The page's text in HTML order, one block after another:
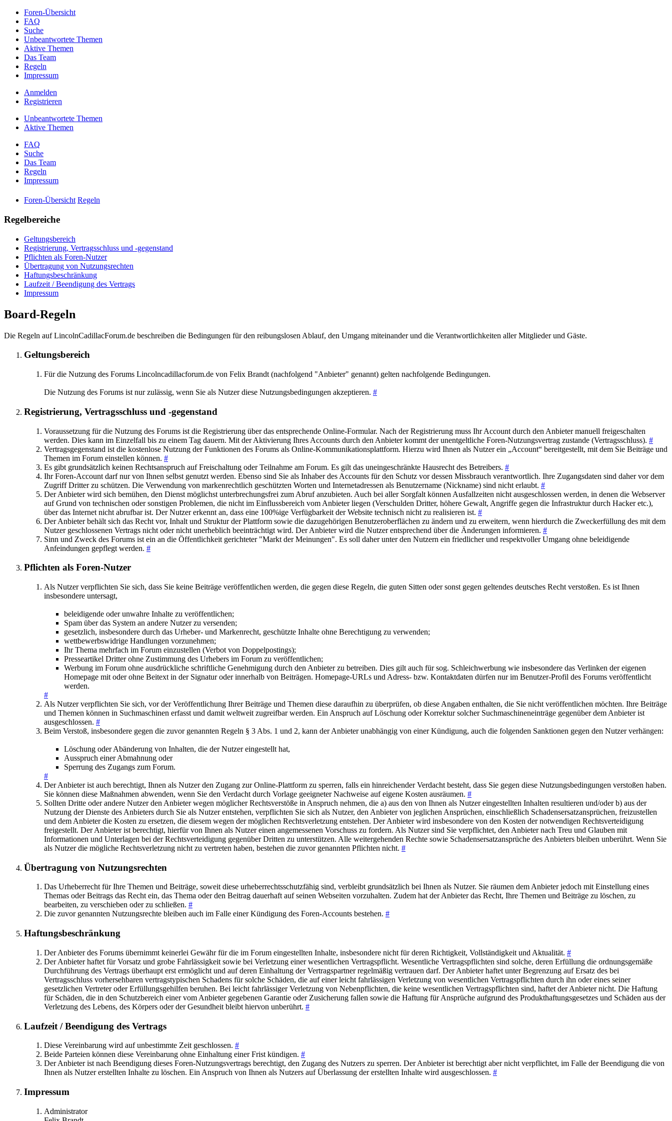
Foren-Übersicht
FAQ
Suche
Unbeantwortete Themen
Aktive Themen
Das Team
Regeln
Impressum
Anmelden
Registrieren
Unbeantwortete Themen
Aktive Themen
FAQ
Suche
Das Team
Regeln
Impressum
Foren-Übersicht Regeln
Regelbereiche
Geltungsbereich
Registrierung, Vertragsschluss und -gegenstand
Pflichten als Foren-Nutzer
Übertragung von Nutzungsrechten
Haftungsbeschränkung
Laufzeit / Beendigung des Vertrags
Impressum
Board-Regeln
Die Regeln auf LincolnCadillacForum.de beschreiben die Bedingungen für den reibungslosen Ablauf, den Umgang miteinander und die Verantwortlichkeiten aller Mitglieder und Gäste.
Geltungsbereich
Für die Nutzung des Forums Lincolncadillacforum.de von Felix Brandt (nachfolgend "Anbieter" genannt) gelten nachfolgende Bedingungen.
Die Nutzung des Forums ist nur zulässig, wenn Sie als Nutzer diese Nutzungsbedingungen akzeptieren. #
Registrierung, Vertragsschluss und -gegenstand
Voraussetzung für die Nutzung des Forums ist die Registrierung über das entsprechende Online-Formular. Nach der Registrierung muss Ihr Account durch den Anbieter manuell freigeschalten
werden. Dies kann im Einzelfall bis zu einem Tag dauern. Mit der Aktivierung Ihres Accounts durch den Anbieter kommt der unentgeltliche Foren-Nutzungsvertrag zustande (Vertragsschluss). #
Vertragsgegenstand ist die kostenlose Nutzung der Funktionen des Forums als Online-Kommunikationsplattform. Hierzu wird Ihnen als Nutzer ein „Account“ bereitgestellt, mit dem Sie Beiträge und
Themen im Forum einstellen können. #
Es gibt grundsätzlich keinen Rechtsanspruch auf Freischaltung oder Teilnahme am Forum. Es gilt das uneingeschränkte Hausrecht des Betreibers. #
Ihr Foren-Account darf nur von Ihnen selbst genutzt werden. Ebenso sind Sie als Inhaber des Accounts für den Schutz vor dessen Missbrauch verantwortlich. Ihre Zugangsdaten sind daher vor dem
Zugriff Dritter zu schützen. Die Verwendung von markenrechtlich geschützten Worten und Internetadressen als Benutzername (Nickname) sind nicht erlaubt. #
Der Anbieter wird sich bemühen, den Dienst möglichst unterbrechungsfrei zum Abruf anzubieten. Auch bei aller Sorgfalt können Ausfallzeiten nicht ausgeschlossen werden, in denen die Webserver
auf Grund von technischen oder sonstigen Problemen, die nicht im Einflussbereich vom Anbieter liegen (Verschulden Dritter, höhere Gewalt, Angriffe gegen die Infrastruktur durch Hacker etc.),
über das Internet nicht abrufbar ist. Der Nutzer erkennt an, dass eine 100%ige Verfügbarkeit der Website technisch nicht zu realisieren ist. #
Der Anbieter behält sich das Recht vor, Inhalt und Struktur der Plattform sowie die dazugehörigen Benutzeroberflächen zu ändern und zu erweitern, wenn hierdurch die Zweckerfüllung des mit dem
Nutzer geschlossenen Vertrags nicht oder nicht unerheblich beeinträchtigt wird. Der Anbieter wird die Nutzer entsprechend über die Änderungen informieren. #
Sinn und Zweck des Forums ist ein an die Öffentlichkeit gerichteter "Markt der Meinungen". Es soll daher unter den Nutzern ein friedlicher und respektvoller Umgang ohne beleidigende
Anfeindungen gepflegt werden. #
Pflichten als Foren-Nutzer
Als Nutzer verpflichten Sie sich, dass Sie keine Beiträge veröffentlichen werden, die gegen diese Regeln, die guten Sitten oder sonst gegen geltendes deutsches Recht verstoßen. Es ist Ihnen
insbesondere untersagt,
beleidigende oder unwahre Inhalte zu veröffentlichen;
Spam über das System an andere Nutzer zu versenden;
gesetzlich, insbesondere durch das Urheber- und Markenrecht, geschützte Inhalte ohne Berechtigung zu verwenden;
wettbewerbswidrige Handlungen vorzunehmen;
Ihr Thema mehrfach im Forum einzustellen (Verbot von Doppelpostings);
Presseartikel Dritter ohne Zustimmung des Urhebers im Forum zu veröffentlichen;
Werbung im Forum ohne ausdrückliche schriftliche Genehmigung durch den Anbieter zu betreiben. Dies gilt auch für sog. Schleichwerbung wie insbesondere das Verlinken der eigenen
Homepage mit oder ohne Beitext in der Signatur oder innerhalb von Beiträgen. Homepage-URLs und Adress- bzw. Kontaktdaten dürfen nur im Benutzer-Profil des Forums veröffentlicht
werden.
#
Als Nutzer verpflichten Sie sich, vor der Veröffentlichung Ihrer Beiträge und Themen diese daraufhin zu überprüfen, ob diese Angaben enthalten, die Sie nicht veröffentlichen möchten. Ihre Beiträge
und Themen können in Suchmaschinen erfasst und damit weltweit zugreifbar werden. Ein Anspruch auf Löschung oder Korrektur solcher Suchmaschineneinträge gegenüber dem Anbieter ist
ausgeschlossen. #
Beim Verstoß, insbesondere gegen die zuvor genannten Regeln § 3 Abs. 1 und 2, kann der Anbieter unabhängig von einer Kündigung, auch die folgenden Sanktionen gegen den Nutzer verhängen:
Löschung oder Abänderung von Inhalten, die der Nutzer eingestellt hat,
Ausspruch einer Abmahnung oder
Sperrung des Zugangs zum Forum.
#
Der Anbieter ist auch berechtigt, Ihnen als Nutzer den Zugang zur Online-Plattform zu sperren, falls ein hinreichender Verdacht besteht, dass Sie gegen diese Nutzungsbedingungen verstoßen haben.
Sie können diese Maßnahmen abwenden, wenn Sie den Verdacht durch Vorlage geeigneter Nachweise auf eigene Kosten ausräumen. #
Sollten Dritte oder andere Nutzer den Anbieter wegen möglicher Rechtsverstöße in Anspruch nehmen, die a) aus den von Ihnen als Nutzer eingestellten Inhalten resultieren und/oder b) aus der
Nutzung der Dienste des Anbieters durch Sie als Nutzer entstehen, verpflichten Sie sich als Nutzer, den Anbieter von jeglichen Ansprüchen, einschließlich Schadensersatzansprüchen, freizustellen
und dem Anbieter die Kosten zu ersetzen, die diesem wegen der möglichen Rechtsverletzung entstehen. Der Anbieter wird insbesondere von den Kosten der notwendigen Rechtsverteidigung
freigestellt. Der Anbieter ist berechtigt, hierfür von Ihnen als Nutzer einen angemessenen Vorschuss zu fordern. Als Nutzer sind Sie verpflichtet, den Anbieter nach Treu und Glauben mit
Informationen und Unterlagen bei der Rechtsverteidigung gegenüber Dritten zu unterstützen. Alle weitergehenden Rechte sowie Schadensersatzansprüche des Anbieters bleiben unberührt. Wenn Sie
als Nutzer die mögliche Rechtsverletzung nicht zu vertreten haben, bestehen die zuvor genannten Pflichten nicht. #
Übertragung von Nutzungsrechten
Das Urheberrecht für Ihre Themen und Beiträge, soweit diese urheberrechtsschutzfähig sind, verbleibt grundsätzlich bei Ihnen als Nutzer. Sie räumen dem Anbieter jedoch mit Einstellung eines
Themas oder Beitrags das Recht ein, das Thema oder den Beitrag dauerhaft auf seinen Webseiten vorzuhalten. Zudem hat der Anbieter das Recht, Ihre Themen und Beiträge zu löschen, zu
bearbeiten, zu verschieben oder zu schließen. #
Die zuvor genannten Nutzungsrechte bleiben auch im Falle einer Kündigung des Foren-Accounts bestehen. #
Haftungsbeschränkung
Der Anbieter des Forums übernimmt keinerlei Gewähr für die im Forum eingestellten Inhalte, insbesondere nicht für deren Richtigkeit, Vollständigkeit und Aktualität. #
Der Anbieter haftet für Vorsatz und grobe Fahrlässigkeit sowie bei Verletzung einer wesentlichen Vertragspflicht. Wesentliche Vertragspflichten sind solche, deren Erfüllung die ordnungsgemäße
Durchführung des Vertrags überhaupt erst ermöglicht und auf deren Einhaltung der Vertragspartner regelmäßig vertrauen darf. Der Anbieter haftet unter Begrenzung auf Ersatz des bei
Vertragsschluss vorhersehbaren vertragstypischen Schadens für solche Schäden, die auf einer leicht fahrlässigen Verletzung von wesentlichen Vertragspflichten durch ihn oder eines seiner
gesetzlichen Vertreter oder Erfüllungsgehilfen beruhen. Bei leicht fahrlässiger Verletzung von Nebenpflichten, die keine wesentlichen Vertragspflichten sind, haftet der Anbieter nicht. Die Haftung
für Schäden, die in den Schutzbereich einer vom Anbieter gegebenen Garantie oder Zusicherung fallen sowie die Haftung für Ansprüche aufgrund des Produkthaftungsgesetzes und Schäden aus der
Verletzung des Lebens, des Körpers oder der Gesundheit bleibt hiervon unberührt. #
Laufzeit / Beendigung des Vertrags
Diese Vereinbarung wird auf unbestimmte Zeit geschlossen. #
Beide Parteien können diese Vereinbarung ohne Einhaltung einer Frist kündigen. #
Der Anbieter ist nach Beendigung dieses Foren-Nutzungsvertrags berechtigt, den Zugang des Nutzers zu sperren. Der Anbieter ist berechtigt aber nicht verpflichtet, im Falle der Beendigung die von
Ihnen als Nutzer erstellten Inhalte zu löschen. Ein Anspruch von Ihnen als Nutzers auf Überlassung der erstellten Inhalte wird ausgeschlossen. #
Impressum
Administrator